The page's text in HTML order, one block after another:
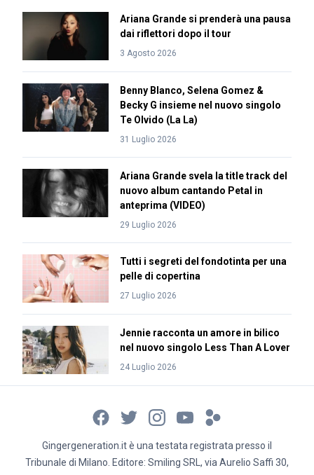
Ariana Grande si prenderà una pausa
dai riflettori dopo il tour
3 Agosto 2026
Benny Blanco, Selena Gomez &
Becky G insieme nel nuovo singolo
Te Olvido (La La)
31 Luglio 2026
Ariana Grande svela la title track del
nuovo album cantando Petal in
anteprima (VIDEO)
29 Luglio 2026
Tutti i segreti del fondotinta per una
pelle di copertina
27 Luglio 2026
Jennie racconta un amore in bilico
nel nuovo singolo Less Than A Lover
24 Luglio 2026
Gingergeneration.it è una testata registrata presso il
Tribunale di Milano. Editore: Smiling SRL, via Aurelio Saffi 30,